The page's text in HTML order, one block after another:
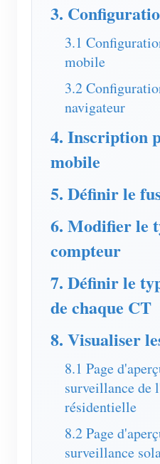
Chargeur EV
Compteur virtuel
Système de
Applications
Moniteur d’énergie
Moniteur de
Système de
Domotique
Surveillance
Boutique
Démarrage rapide
Documentation
Vidéo tutorielle
FAQ
Actualités
Blogs
Programme
Centre des
Activités
Forum
App Store
Explorer le site
Classement PV
À propos de nous
3.
3.1
mobile
3.2
navigateur
4. Inscription
mobile
5. Définir le
6. Modifier le
compteur
7. Définir le
de chaque CT
8. Visualiser
8.1 Page
surveillance de
résidentielle
8.2 Page
surveillance